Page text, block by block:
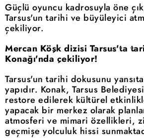
Güçlü oyuncu kadrosuyla öne
Tarsus'un tarihi ve büyüleyici
çekiliyor.
Mercan Köşk dizisi Tarsus'ta
Konağı'nda çekiliyor!
Tarsus'un tarihi dokusunu
yapıdır. Konak, Tarsus
restore edilerek kültürel
yapacak bir merkez olarak
atmosferi ve mimari özellikleri,
geçmişe yolculuk hissi